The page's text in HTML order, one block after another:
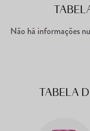
Não há informações
Tabela